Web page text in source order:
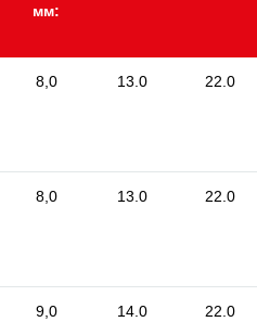
мм:
8,0 13.0 22.0
8,0 13.0 22.0
9,0 14.0 22.0